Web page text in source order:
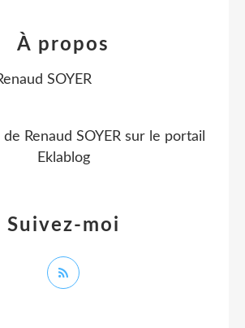
Suivez-moi
À propos
de Renaud SOYER sur le portail
Eklablog